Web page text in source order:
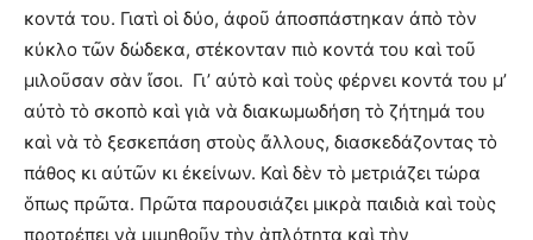
κοντά του. Γιατὶ οἱ δύο, ἀφοῦ ἀποσπάστηκαν ἀπὸ τὸν
κύκλο τῶν δώδεκα, στέκονταν πιὸ κοντά του καὶ τοῦ
μιλοῦσαν σὰν ἴσοι. Γι’ αὐτὸ καὶ τοὺς φέρνει κοντά του μ’
αὐτὸ τὸ σκοπὸ καὶ γιὰ νὰ διακωμωδήση τὸ ζήτημά του
καὶ νὰ τὸ ξεσκεπάση στοὺς ἄλλους, διασκεδάζοντας τὸ
πάθος κι αὐτῶν κι ἐκείνων. Καὶ δὲν τὸ μετριάζει τώρα
ὅπως πρῶτα. Πρῶτα παρουσιάζει μικρὰ παιδιὰ καὶ τοὺς
προτρέπει νὰ μιμηθοῦν τὴν ἁπλότητα καὶ τὴν